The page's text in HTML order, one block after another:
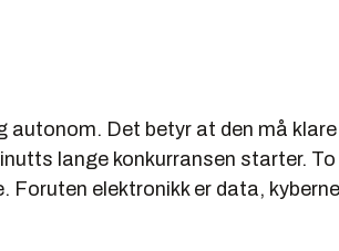
autonom. Det betyr at den må
lange konkurransen starter.
Foruten elektronikk er data,